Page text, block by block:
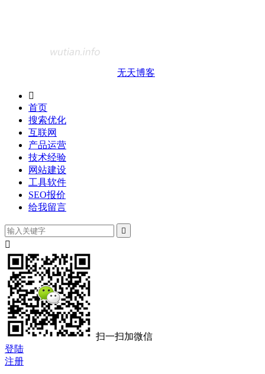
无天博客

首页
搜索优化
互联网
产品运营
技术经验
网站建设
工具软件
SEO报价
给我留言


扫一扫加微信
登陆
注册